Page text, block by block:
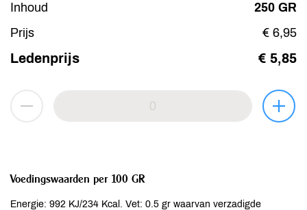
Inhoud
250 GR
Prijs
€ 6,95
Ledenprijs € 5,85
Voedingswaarden per 100 GR
Energie: 992 KJ/234 Kcal. Vet: 0.5 gr waarvan verzadigde